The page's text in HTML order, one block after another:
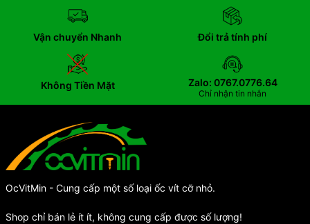
Vận chuyển Nhanh Đổi trả tính phí
Không Tiền Mặt Zalo: 0767.0776.64
Chỉ nhận tin nhắn
OcVitMin - Cung cấp một số loại ốc vít cỡ nhỏ.
Shop chỉ bán lẻ ít ít, không cung cấp được số lượng!